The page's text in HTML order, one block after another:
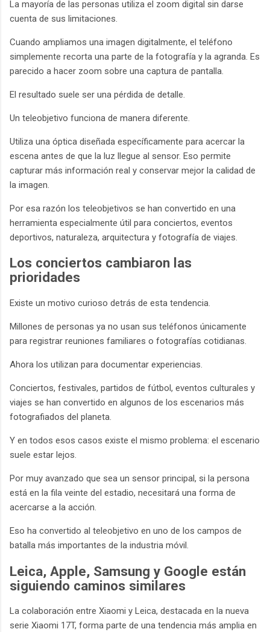
La mayoría de las personas utiliza el zoom digital sin darse
cuenta de sus limitaciones.
Cuando ampliamos una imagen digitalmente, el teléfono
simplemente recorta una parte de la fotografía y la agranda. Es
parecido a hacer zoom sobre una captura de pantalla.
El resultado suele ser una pérdida de detalle.
Un teleobjetivo funciona de manera diferente.
Utiliza una óptica diseñada específicamente para acercar la
escena antes de que la luz llegue al sensor. Eso permite
capturar más información real y conservar mejor la calidad de
la imagen.
Por esa razón los teleobjetivos se han convertido en una
herramienta especialmente útil para conciertos, eventos
deportivos, naturaleza, arquitectura y fotografía de viajes.
Los conciertos cambiaron las
prioridades
Existe un motivo curioso detrás de esta tendencia.
Millones de personas ya no usan sus teléfonos únicamente
para registrar reuniones familiares o fotografías cotidianas.
Ahora los utilizan para documentar experiencias.
Conciertos, festivales, partidos de fútbol, eventos culturales y
viajes se han convertido en algunos de los escenarios más
fotografiados del planeta.
Y en todos esos casos existe el mismo problema: el escenario
suele estar lejos.
Por muy avanzado que sea un sensor principal, si la persona
está en la fila veinte del estadio, necesitará una forma de
acercarse a la acción.
Eso ha convertido al teleobjetivo en uno de los campos de
batalla más importantes de la industria móvil.
Leica, Apple, Samsung y Google están
siguiendo caminos similares
La colaboración entre Xiaomi y Leica, destacada en la nueva
serie Xiaomi 17T, forma parte de una tendencia más amplia en